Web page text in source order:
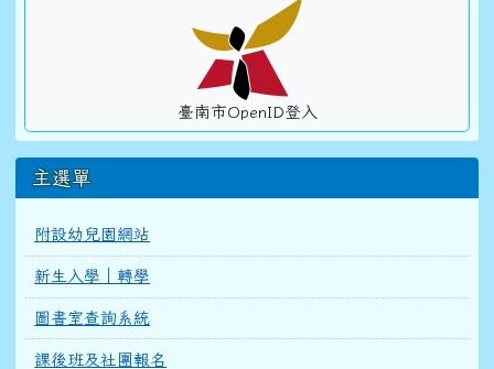
臺南市OpenID登入
主選單
附設幼兒園網站
新生入學｜轉學
圖書室查詢系統
課後班及社團報名